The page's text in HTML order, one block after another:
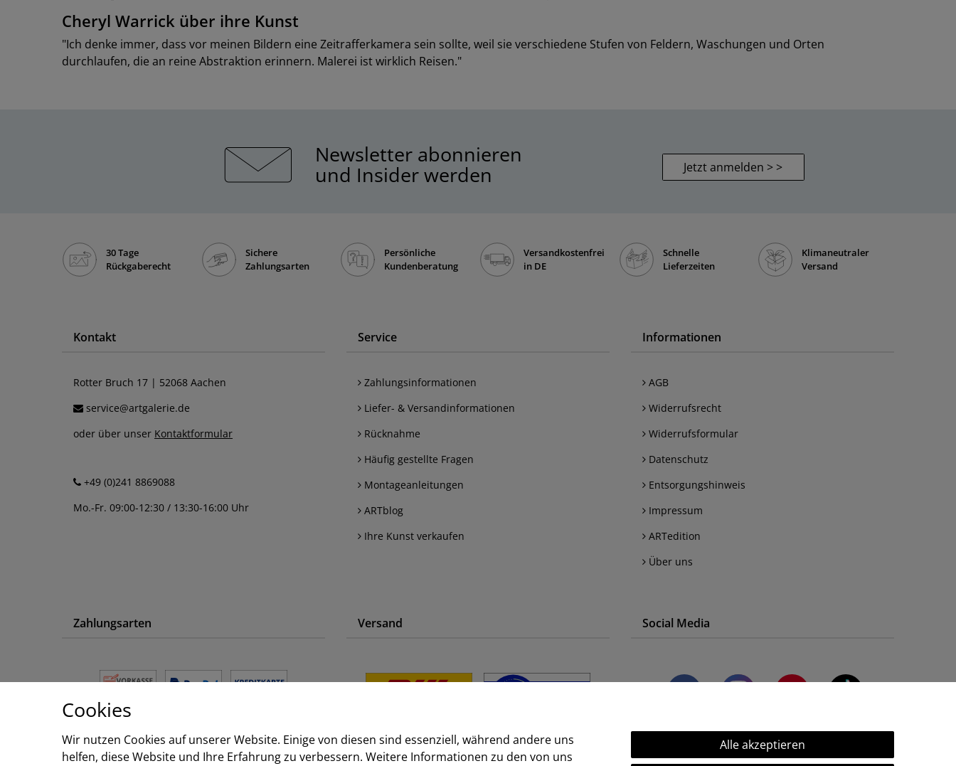
Cheryl Warrick über ihre Kunst
"Ich denke immer, dass vor meinen Bildern eine Zeitrafferkamera sein sollte, weil sie verschiedene Stufen von Feldern, Waschungen und Orten
durchlaufen, die an reine Abstraktion erinnern. Malerei ist wirklich Reisen."
Newsletter abonnieren
und Insider werden Jetzt anmelden > >
30 Tage
Rückgaberecht
Sichere
Zahlungsarten
Persönliche
Kundenberatung
Versandkostenfrei
in DE
Schnelle
Lieferzeiten
Klimaneutraler
Versand
Kontakt
Rotter Bruch 17 | 52068 Aachen
service@artgalerie.de
oder über unser Kontaktformular
+49 (0)241 8869088
Mo.-Fr. 09:00-12:30 / 13:30-16:00 Uhr
Service
Zahlungsinformationen
Liefer- & Versandinformationen
Rücknahme
Häufig gestellte Fragen
Montageanleitungen
ARTblog
Ihre Kunst verkaufen
Informationen
AGB
Widerrufsrecht
Widerrufsformular
Datenschutz
Entsorgungshinweis
Impressum
ARTedition
Über uns
Zahlungsarten Versand Social Media
Cookies
Wir nutzen Cookies auf unserer Website. Einige von diesen sind essenziell, während andere uns
helfen, diese Website und Ihre Erfahrung zu verbessern. Weitere Informationen zu den von uns
Alle akzeptieren